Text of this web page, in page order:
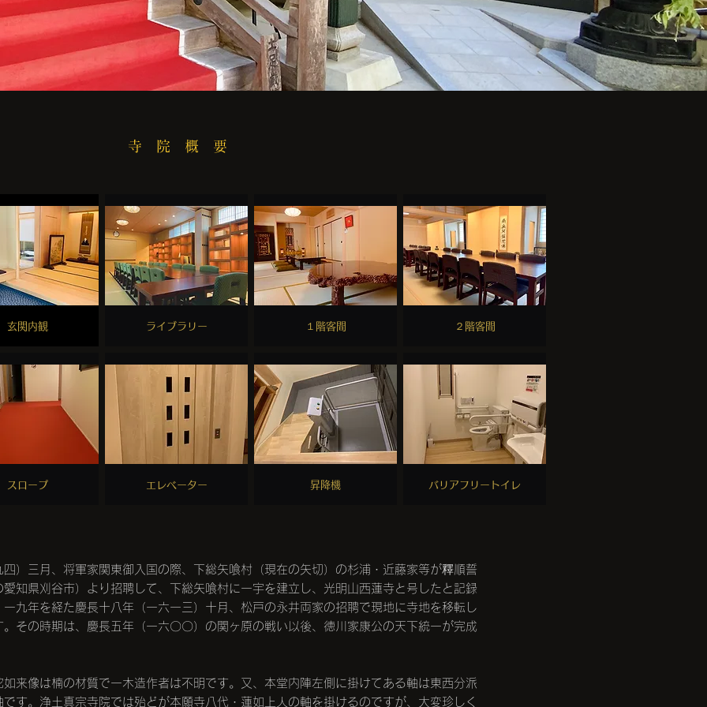
寺 院 概 要
​玄関内観
​スロープ
​ライブラリー
​エレベーター
​１階客間
​昇降機
​２階客間
​バリアフリートイレ
）三月、将軍家関東御入国の際、下総矢喰村（現在の矢切）の杉浦・近藤家等が釋順誓
知県刈谷市）より招聘して、下総矢喰村に一宇を建立し、光明山西蓮寺と号したと記録
九年を経た慶長十八年（一六一三）十月、松戸の永井両家の招聘で現地に寺地を移転し
その時期は、慶長五年（一六〇〇）の関ヶ原の戦い以後、徳川家康公の天下統一が完成
来像は楠の材質で一木造作者は不明です。又、本堂内陣左側に掛けてある軸は東西分派
す。浄土真宗寺院では殆どが本願寺八代・蓮如上人の軸を掛けるのですが、大変珍しく